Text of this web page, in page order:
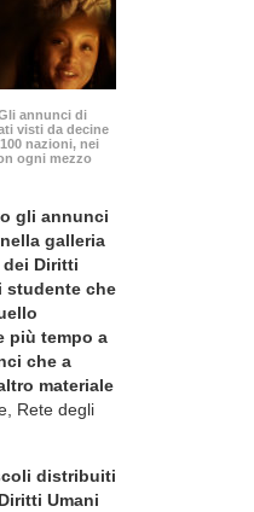
annunci di
visti da decine
nazioni, nei
ogni mezzo
gli annunci
galleria
Diritti
studente che
più tempo a
che a
materiale
Rete degli
distribuiti
Umani